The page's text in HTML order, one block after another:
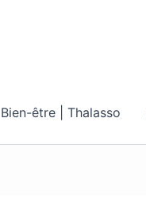
Bien-être | Thalasso